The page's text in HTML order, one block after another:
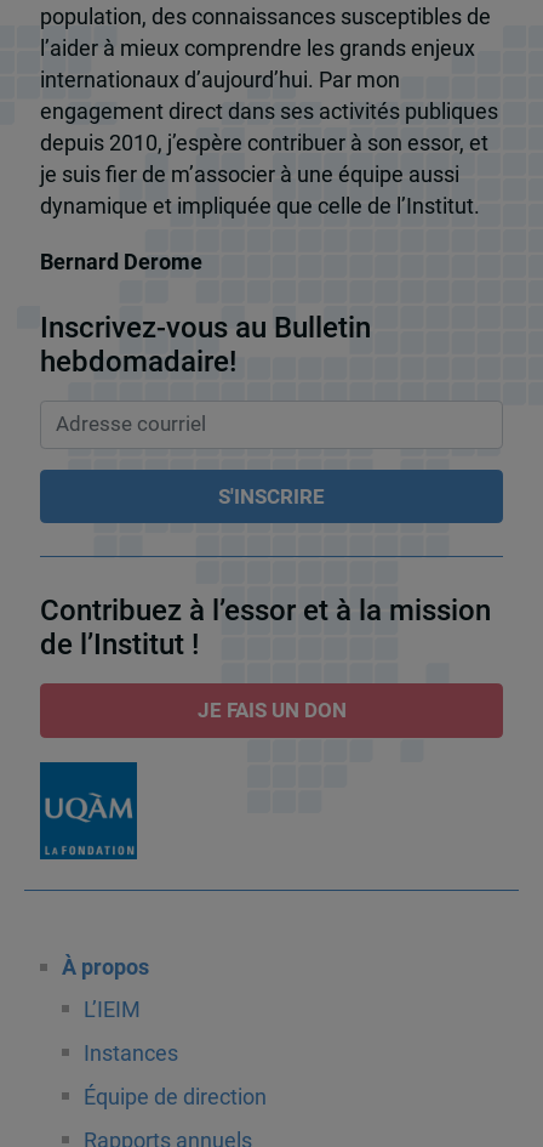
population, des connaissances susceptibles de
l’aider à mieux comprendre les grands enjeux
internationaux d’aujourd’hui. Par mon
engagement direct dans ses activités publiques
depuis 2010, j’espère contribuer à son essor, et
je suis fier de m’associer à une équipe aussi
dynamique et impliquée que celle de l’Institut.
Bernard Derome
Inscrivez-vous au Bulletin
hebdomadaire!
Contribuez à l’essor et à la mission
de l’Institut !
JE FAIS UN DON
À propos
L’IEIM
Instances
Équipe de direction
Rapports annuels